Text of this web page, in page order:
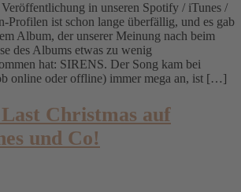
in unseren Spotify / iTunes /
Profilen ist schon lange überfällig, und es gab
Album, der unserer Meinung nach beim
des Albums etwas zu wenig
hat: SIRENS. Der Song kam bei
online oder offline) immer mega an, ist […]
Christmas auf
und Co!